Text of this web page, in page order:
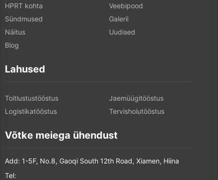
HPRT kohta
Veebipood
Sündmused
Galerii
Näitus
Uudised
Blog
Lahused
Toitlustustööstus
Jaemüügitööstus
Logistikatööstus
Tervishoiutööstus
Võtke meiega ühendust
Add: 1-5F, No.8, Gaoqi South 12th Road, Xiamen, Hiina
Tel: